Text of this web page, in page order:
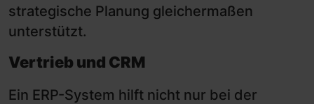
strategische Planung gleichermaßen
unterstützt.
Vertrieb und CRM
Ein ERP-System hilft nicht nur bei der